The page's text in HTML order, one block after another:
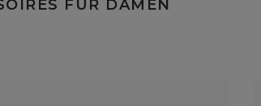
FÜR DAMEN